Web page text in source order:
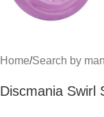
Home/Search by
Discmania Swirl